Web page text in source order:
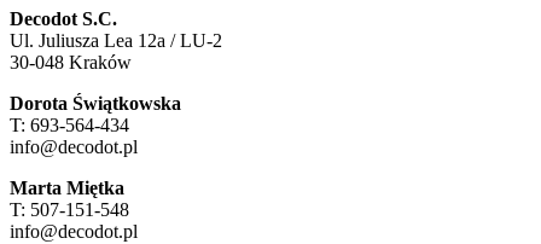
Decodot S.C.
Ul. Juliusza Lea 12a / LU-2
30-048 Kraków
Dorota Świątkowska
T: 693-564-434
info@decodot.pl
Marta Miętka
T: 507-151-548
info@decodot.pl